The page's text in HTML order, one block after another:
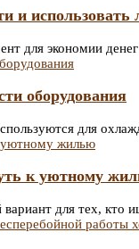
и
для экономии
оборудования
для
к уютному
вариант для тех, кто